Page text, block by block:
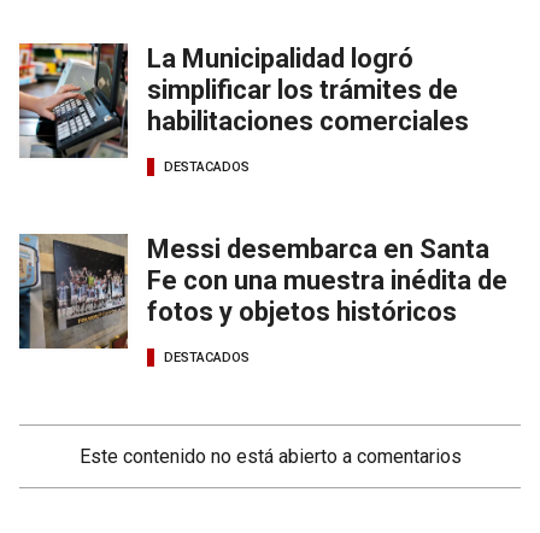
La Municipalidad logró
simplificar los trámites de
habilitaciones comerciales
DESTACADOS
Messi desembarca en Santa
Fe con una muestra inédita de
fotos y objetos históricos
DESTACADOS
Este contenido no está abierto a comentarios